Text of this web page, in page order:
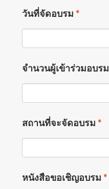
วันที่จัดอบรม *
จำนวนผู้เข้าร่วมอบรม
สถานที่จะจัดอบรม *
หนังสือขอเชิญอบรม *